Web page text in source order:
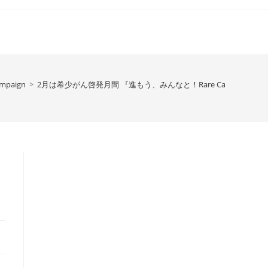
> 2月は希少がん啓発月間 『進もう、みんなと！Rare Cancers